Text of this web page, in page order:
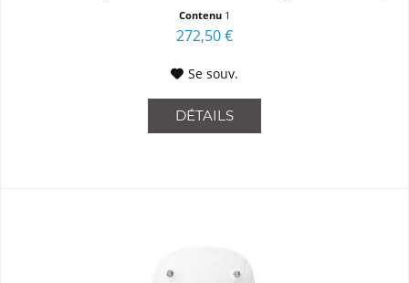
Contenu 1
272,50 €
Se souv.
DÉTAILS